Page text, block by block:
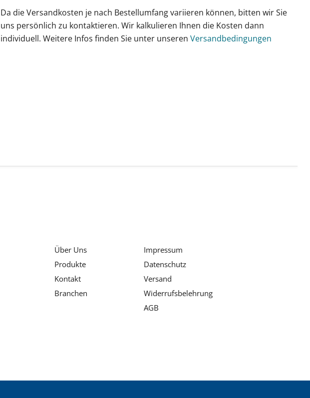
Da dieVersandkosten je nach Bestellumfang variieren können, bitten wir Sie
uns persönlich zu kontaktieren. Wir kalkulieren Ihnen die Kosten dann
individuell. Weitere Infos finden Sie unter unseren Versandbedingungen
Über Uns
Produkte
Kontakt
Branchen
Impressum
Datenschutz
Versand
Widerrufsbelehrung
AGB